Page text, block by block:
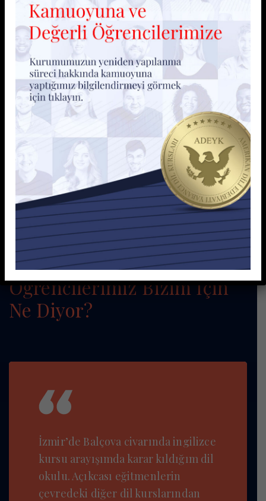
Online veya Yüz Yüze
Eğitim Seçeneği
Derslerinizi Balçova şubemizde yüz yüze alabilir veya
online platformlarımız üzerinden dilediğiniz yerden
katılabilirsiniz. Hangi yöntemi seçerseniz seçin, aynı
içerik kalitesi ve uzman eğitmen desteği ile eğitim
süreciniz kesintisiz devam eder.
İzmir Balçova Şubesi
Öğrencilerimiz Bizim İçin
Ne Diyor?
İzmir’de Balçova civarında ingilizce
kursu arayışımda karar kıldığım dil
okulu. Açıkcası eğitmenlerin
çevredeki diğer dil kurslarından